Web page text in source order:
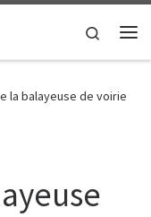
Search
la balayeuse de voirie